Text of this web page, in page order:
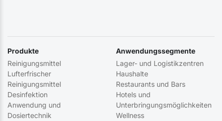
Produkte
Reinigungsmittel
Lufterfrischer
Reinigungsmittel
Desinfektion
Anwendung und
Dosiertechnik
Anwendungssegmente
Lager- und Logistikzentren
Haushalte
Restaurants und Bars
Hotels und
Unterbringungsmöglichkeiten
Wellness